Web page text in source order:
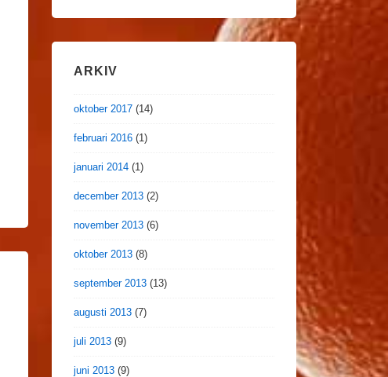
ARKIV
oktober 2017 (14)
februari 2016 (1)
januari 2014 (1)
december 2013 (2)
november 2013 (6)
oktober 2013 (8)
september 2013 (13)
augusti 2013 (7)
juli 2013 (9)
juni 2013 (9)